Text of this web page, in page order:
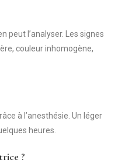
peut l’analyser. Les signes
couleur inhomogène,
à l’anesthésie. Un léger
heures.
?